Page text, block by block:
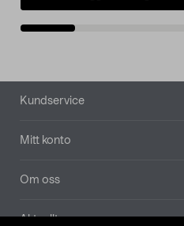
Sidfot
Kundservice
Mitt konto
Om oss
Aktuellt